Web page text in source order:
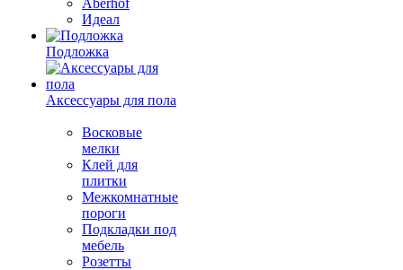
Aberhof
Идеал
Подложка
Аксессуары для пола
Восковые
мелки
Клей для
плитки
Межкомнатные
пороги
Подкладки под
мебель
Розетты